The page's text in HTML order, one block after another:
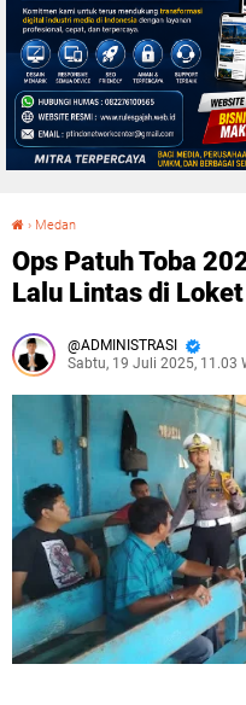
› Medan
Ops Patuh Toba
Lalu Lintas di
ADMINISTRASI
Sabtu, 19 Juli 2025, 11.03